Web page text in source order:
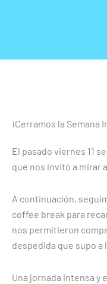
¡Cerramos la
El pasado viernes 11
que nos invitó a mirar
A continuación,
coffee break para
nos permitieron
despedida que supo a
Una jornada intensa y